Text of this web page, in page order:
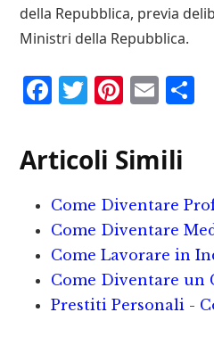
della Repubblica, previa
Ministri della Repubblica.
F
c
e
b
o
o
k
T
it
te
r
P
n
te
r
e
st
E
ai
l
i
d
i
Articoli Simili
Come Diventare
Come Diventare
Come Lavorare in
Come Diventare un
Prestiti Personali -